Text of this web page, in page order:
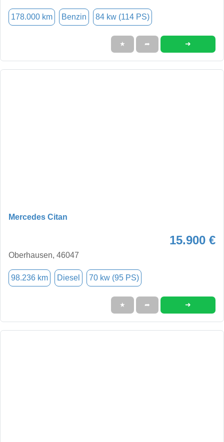
178.000 km Benzin 84 kw (114 PS)
★ ➦ ➜
Mercedes Citan
15.900 €
Oberhausen, 46047
98.236 km Diesel 70 kw (95 PS)
★ ➦ ➜